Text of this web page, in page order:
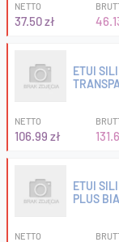
NETTO
37.50 zł
ETUI
NETTO
106.99 zł
ETUI
PLUS
NETTO